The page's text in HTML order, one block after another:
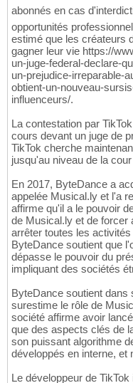
abonnés en cas
opportunités
estimé que les créateurs
gagner leur vie https://
un-juge-federal-declare-
un-prejudice-irreparable-
obtient-un-nouveau-
influenceurs/.
La contestation par
cours devant un juge de
TikTok cherche
jusqu'au niveau de la
En 2017, ByteDance a
appelée Musical.ly et l'a
affirme qu'il a le pouvoir
de Musical.ly et de forcer
arrêter toutes les
ByteDance soutient que
dépasse le pouvoir du
impliquant des sociétés
ByteDance soutient dans
surestime le rôle de
société affirme avoir
que des aspects clés de
son puissant algorithme
développés en interne, et
Le développeur de